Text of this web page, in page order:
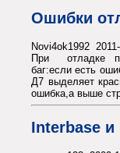
Ошибки
Novi4ok1992
При отладке
баг:если есть
Д7 выделяет
ошибка,а выше
Interbase и